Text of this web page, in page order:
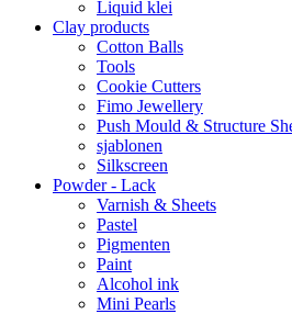
Liquid klei
Clay products
Cotton Balls
Tools
Cookie Cutters
Fimo Jewellery
Push Mould & Structure
sjablonen
Silkscreen
Powder - Lack
Varnish & Sheets
Pastel
Pigmenten
Paint
Alcohol ink
Mini Pearls